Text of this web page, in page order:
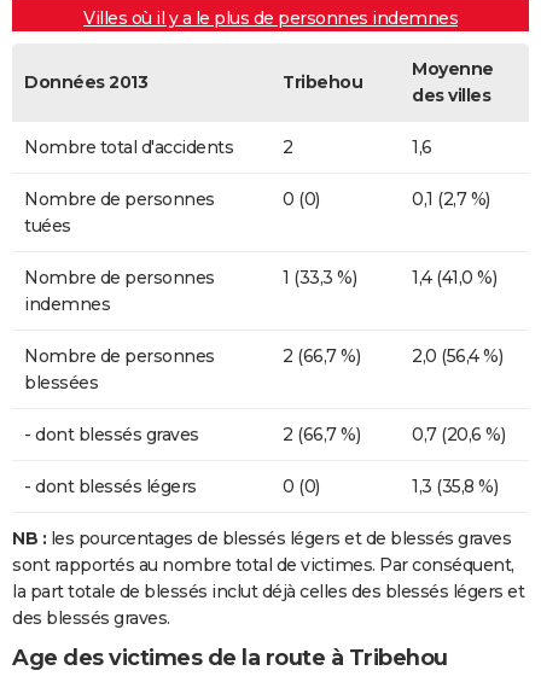
Villes où il y a le plus de personnes indemnes
Données 2013 Tribehou
Moyenne
des villes
Nombre total d'accidents 2 1,6
Nombre de personnes
tuées
0 (0) 0,1 (2,7 %)
Nombre de personnes
indemnes
1 (33,3 %) 1,4 (41,0 %)
Nombre de personnes
blessées
2 (66,7 %) 2,0 (56,4 %)
- dont blessés graves 2 (66,7 %) 0,7 (20,6 %)
- dont blessés légers 0 (0) 1,3 (35,8 %)
NB : les pourcentages de blessés légers et de blessés graves
sont rapportés au nombre total de victimes. Par conséquent,
la part totale de blessés inclut déjà celles des blessés légers et
des blessés graves.
Age des victimes de la route à Tribehou